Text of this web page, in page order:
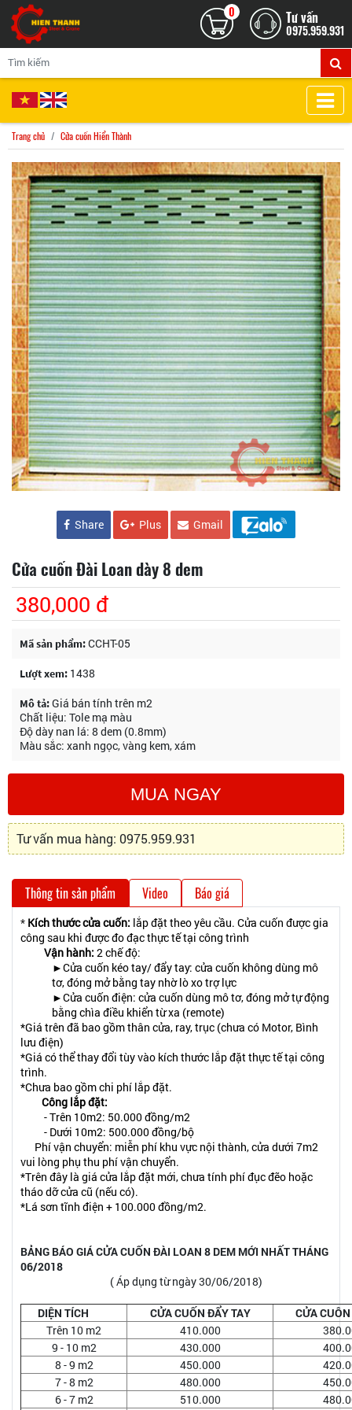
0 Tư vấn
0975.959.931
Trang chủ Cửa cuốn Hiển Thành
Share Plus Gmail
Cửa cuốn Đài Loan dày 8 dem
380,000 đ
Mã sản phẩm:CCHT-05
Lượt xem: 1438
Mô tả:Giá bán tính trên m2
Chất liệu: Tole mạ màu
Độ dày nan lá: 8 dem (0.8mm)
Màu sắc: xanh ngọc, vàng kem, xám
MUA NGAY
Tư vấn mua hàng: 0975.959.931
Thông tin sản phẩm Video Báo giá
* Kích thước cửa cuốn: lắp đặt theo yêu cầu. Cửa cuốn được gia
công sau khi được đo đạc thực tế tại công trình
Vận hành: 2 chế độ:
►Cửa cuốn kéo tay/ đẩy tay: cửa cuốn không dùng mô
tơ, đóng mở bằng tay nhờ lò xo trợ lực
►Cửa cuốn điện: cửa cuốn dùng mô tơ, đóng mở tự động
bằng chìa điều khiển từ xa (remote)
*Giá trên đã bao gồm thân cửa, ray, trục (chưa có Motor, Bình
lưu điện)
*Giá có thể thay đổi tùy vào kích thước lắp đặt thực tế tại công
trình.
*Chưa bao gồm chi phí lắp đặt.
Công lắp đặt:
- Trên 10m2: 50.000 đồng/m2
- Dưới 10m2: 500.000 đồng/bộ
Phí vận chuyển: miễn phí khu vực nội thành, cửa dưới 7m2
vui lòng phụ thu phí vận chuyển.
*Trên đây là giá cửa lắp đặt mới, chưa tính phí đục đẽo hoặc
tháo dỡ cửa cũ (nếu có).
*Lá sơn tĩnh điện + 100.000 đồng/m2.
BẢNG BÁO GIÁ CỬA CUỐN ĐÀI LOAN 8 DEM MỚI NHẤT THÁNG
06/2018
( Áp dụng từ ngày 30/06/2018)
DIỆN TÍCH CỬA CUỐN ĐẨY TAY
CỬA
Trên 10 m2
410.000
9 - 10 m2
430.000
8 - 9 m2
450.000
7 - 8 m2
480.000
6 - 7 m2
510.000